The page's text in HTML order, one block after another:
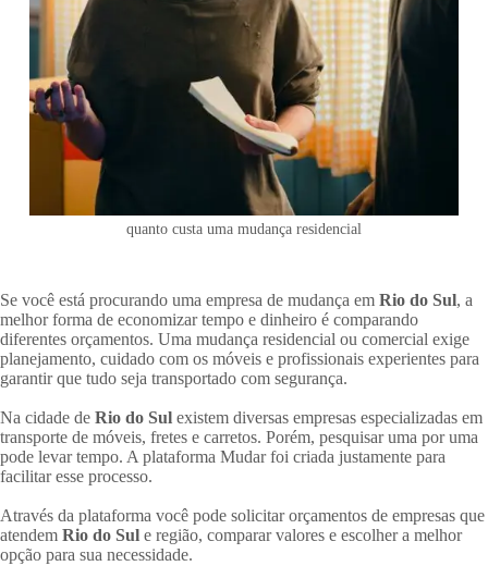
quanto custa uma mudança residencial
Se você está procurando uma empresa de mudança em Rio do Sul, a
melhor forma de economizar tempo e dinheiro é comparando
diferentes orçamentos. Uma mudança residencial ou comercial exige
planejamento, cuidado com os móveis e profissionais experientes para
garantir que tudo seja transportado com segurança.
Na cidade de Rio do Sul existem diversas empresas especializadas em
transporte de móveis, fretes e carretos. Porém, pesquisar uma por uma
pode levar tempo. A plataforma Mudar foi criada justamente para
facilitar esse processo.
Através da plataforma você pode solicitar orçamentos de empresas que
atendem Rio do Sul e região, comparar valores e escolher a melhor
opção para sua necessidade.